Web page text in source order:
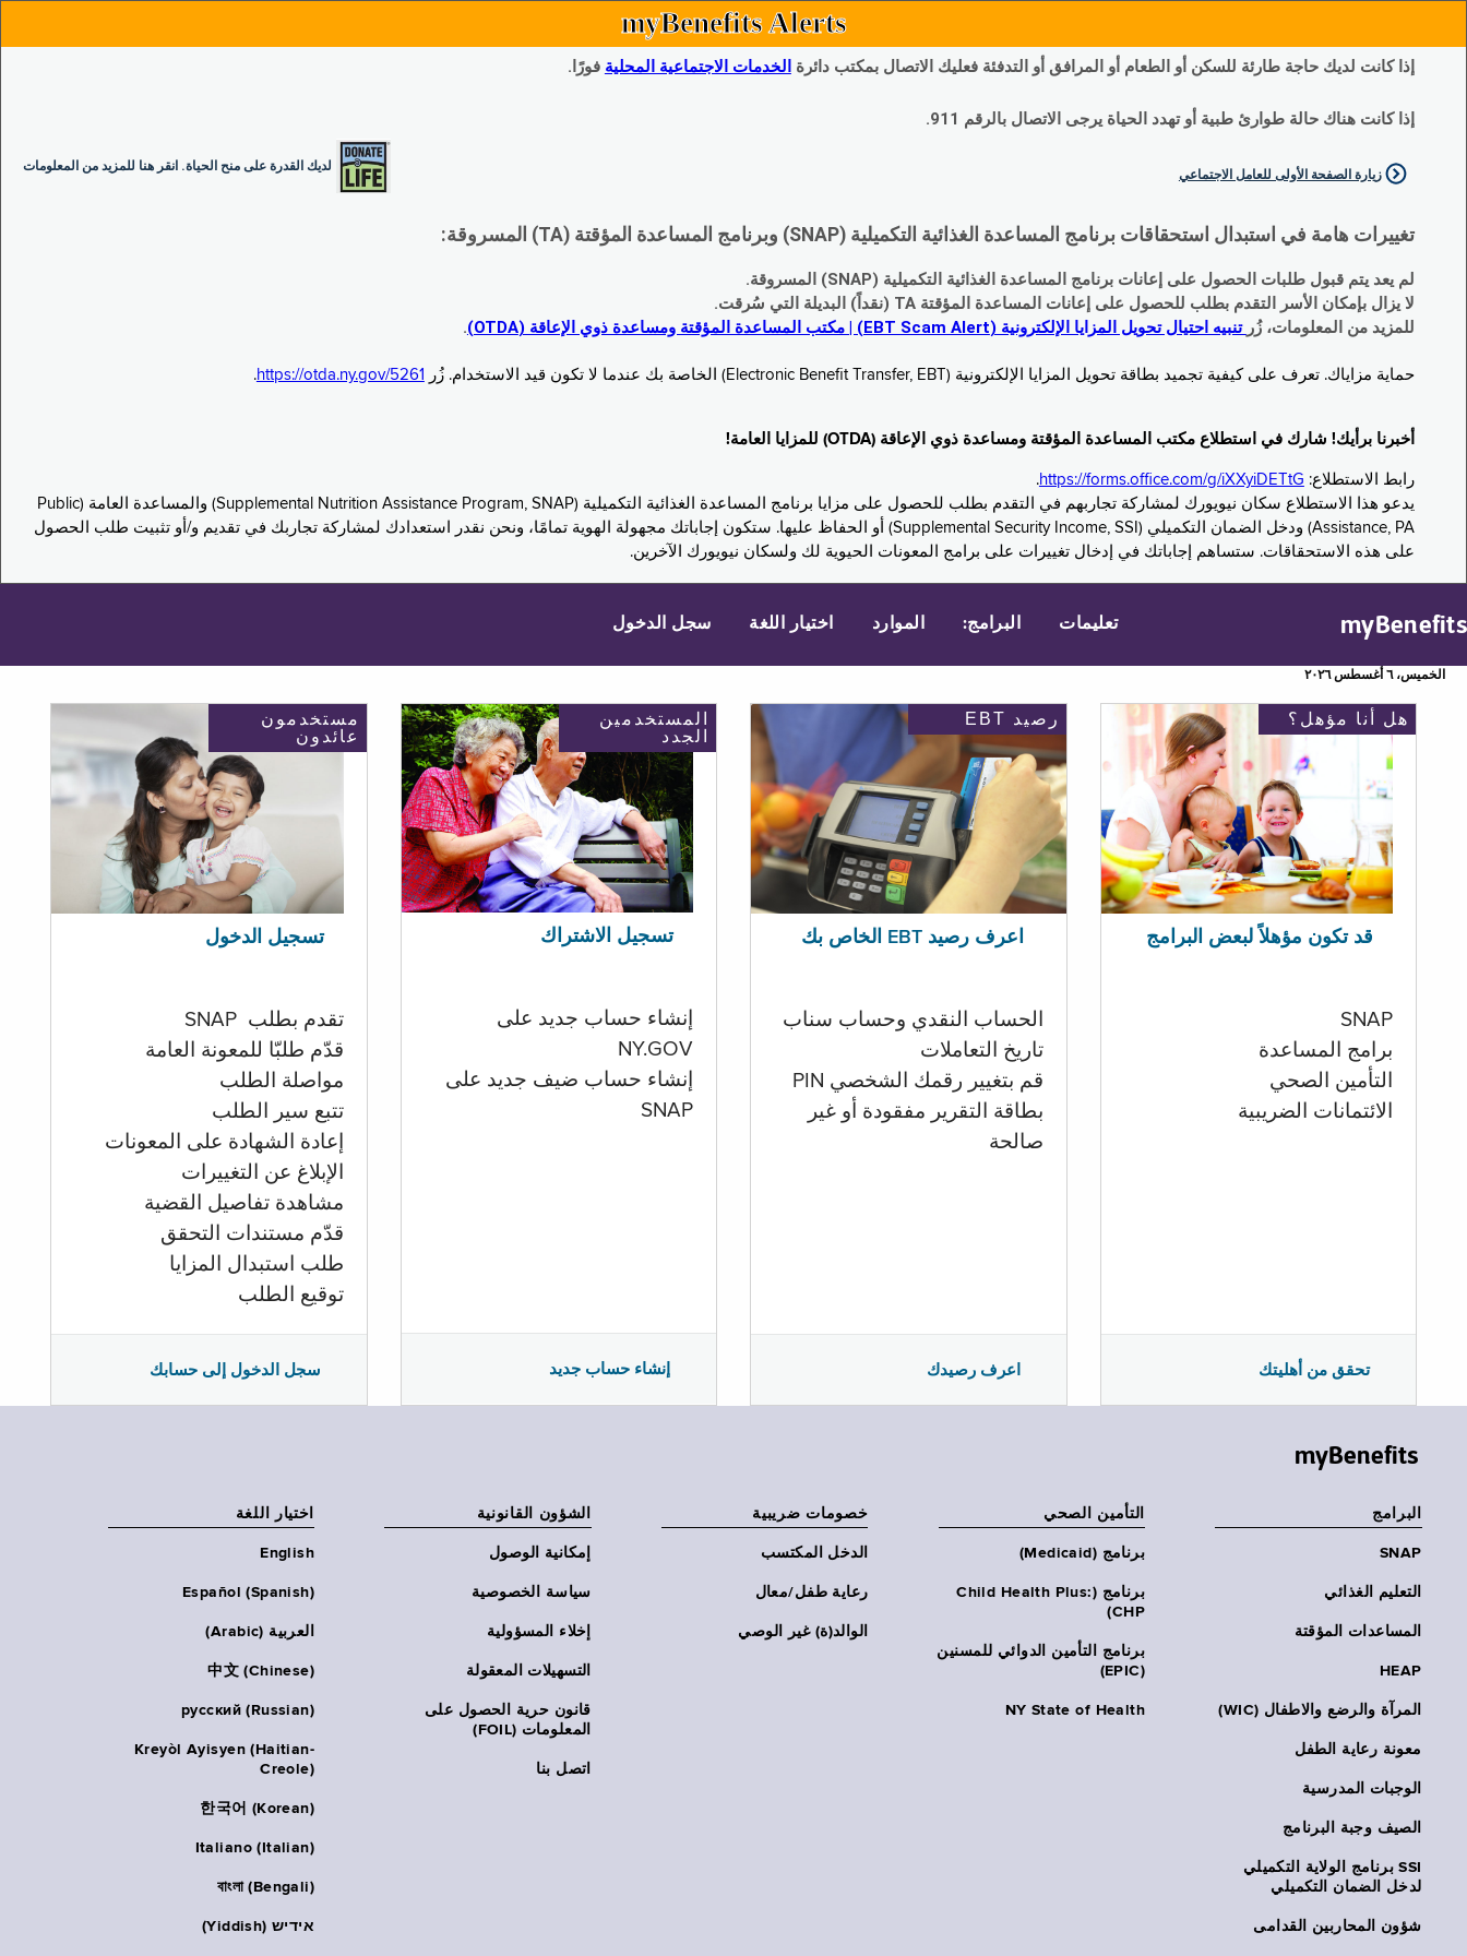
myBenefits Alerts
إذا كانت لديك حاجة طارئة للسكن أو الطعام أو المرافق أو التدفئة فعليك الاتصال بمكتب دائرة الخدمات الاجتماعية المحلية فورًا.
إذا كانت هناك حالة طوارئ طبية أو تهدد الحياة يرجى الاتصال بالرقم 911.
لديك القدرة على منح الحياة. انقر هنا للمزيد من المعلومات
زيارة الصفحة الأولى للعامل الاجتماعي
تغييرات هامة في استبدال استحقاقات برنامج المساعدة الغذائية التكميلية (SNAP) وبرنامج المساعدة المؤقتة (TA) المسروقة:
لم يعد يتم قبول طلبات الحصول على إعانات برنامج المساعدة الغذائية التكميلية (SNAP) المسروقة.
لا يزال بإمكان الأسر التقدم بطلب للحصول على إعانات المساعدة المؤقتة TA (نقداً) البديلة التي سُرقت.
للمزيد من المعلومات، زُر تنبيه احتيال تحويل المزايا الإلكترونية (EBT Scam Alert) | مكتب المساعدة المؤقتة ومساعدة ذوي الإعاقة (OTDA) .
حماية مزاياك. تعرف على كيفية تجميد بطاقة تحويل المزايا الإلكترونية (Electronic Benefit Transfer, EBT) الخاصة بك عندما لا تكون قيد الاستخدام. زُر https://otda.ny.gov/5261
.
أخبرنا برأيك! شارك في استطلاع مكتب المساعدة المؤقتة ومساعدة ذوي الإعاقة (OTDA) للمزايا العامة!
رابط الاستطلاع: https://forms.office.com/g/iXXyiDETtG
.
يدعو هذا الاستطلاع سكان نيويورك لمشاركة تجاربهم في التقدم بطلب للحصول على مزايا برنامج المساعدة الغذائية التكميلية (Supplemental Nutrition Assistance Program, SNAP) والمساعدة العامة (Public
Assistance, PA) ودخل الضمان التكميلي (Supplemental Security Income, SSI) أو الحفاظ عليها. ستكون إجاباتك مجهولة الهوية تمامًا، ونحن نقدر استعدادك لمشاركة تجاربك في تقديم و/أو تثبيت طلب الحصول
على هذه الاستحقاقات. ستساهم إجاباتك في إدخال تغييرات على برامج المعونات الحيوية لك ولسكان نيويورك الآخرين.
myBenefits تعليمات البرامج: الموارد اختيار اللغة سجل الدخول
الخميس، ٦ أغسطس ٢٠٢٦
مستخدمون
عائدون
تسجيل الدخول
تقدم بطلب SNAP
قدّم طلبّا للمعونة العامة
مواصلة الطلب
تتبع سير الطلب
إعادة الشهادة على المعونات
الإبلاغ عن التغييرات
مشاهدة تفاصيل القضية
قدّم مستندات التحقق
طلب استبدال المزايا
توقيع الطلب
سجل الدخول إلى حسابك
المستخدمين
الجدد
تسجيل الاشتراك
إنشاء حساب جديد على
NY.GOV
إنشاء حساب ضيف جديد على
SNAP
إنشاء حساب جديد
رصيد EBT
اعرف رصيد EBT الخاص بك
الحساب النقدي وحساب سناب
تاريخ التعاملات
قم بتغيير رقمك الشخصي PIN
بطاقة التقرير مفقودة أو غير
صالحة
اعرف رصيدك
هل أنا مؤهل؟
قد تكون مؤهلاً لبعض البرامج
SNAP
برامج المساعدة
التأمين الصحي
الائتمانات الضريبية
تحقق من أهليتك
myBenefits
البرامج
SNAP
التعليم الغذائي
المساعدات المؤقتة
HEAP
المرآة والرضع والاطفال (WIC)
معونة رعاية الطفل
الوجبات المدرسية
الصيف وجبة البرنامج
SSI برنامج الولاية التكميلي
لدخل الضمان التكميلي
شؤون المحاربين القدامى
التأمين الصحي
برنامج (Medicaid)
برنامج (Child Health Plus:
CHP)
برنامج التأمين الدوائي للمسنين
(EPIC)
NY State of Health
خصومات ضريبية
الدخل المكتسب
رعاية طفل/معال
الوالد(ة) غير الوصي
الشؤون القانونية
إمكانية الوصول
سياسة الخصوصية
إخلاء المسؤولية
التسهيلات المعقولة
قانون حرية الحصول على
المعلومات (FOIL)
اتصل بنا
اختيار اللغة
English
Español (Spanish)
العربية (Arabic)
中文 (Chinese)
русский (Russian)
Kreyòl Ayisyen (Haitian-
Creole)
한국어 (Korean)
Italiano (Italian)
বাংলা (Bengali)
אידיש (Yiddish)